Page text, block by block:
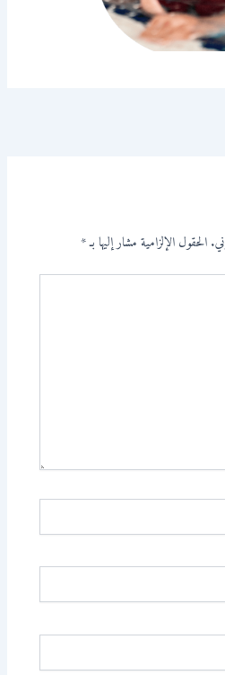
الحقول الإلزامية مشار إليها بـ*